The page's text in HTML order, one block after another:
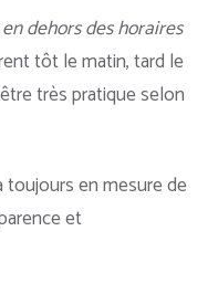
dehors des horaires
tôt le matin, tard le
très pratique selon
toujours en mesure de
et